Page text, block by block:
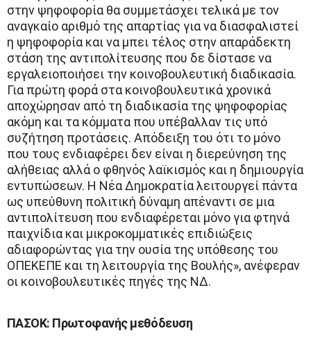
στην ψηφοφορία θα συμμετάσχει τελικά με τον
αναγκαίο αριθμό της απαρτίας για να διασφαλιστεί
η ψηφοφορία και να μπει τέλος στην απαράδεκτη
στάση της αντιπολίτευσης που δε δίστασε να
εργαλειοποιήσει την κοινοβουλευτική διαδικασία.
Για πρώτη φορά στα κοινοβουλευτικά χρονικά
αποχώρησαν από τη διαδικασία της ψηφοφορίας
ακόμη και τα κόμματα που υπέβαλλαν τις υπό
συζήτηση προτάσεις. Απόδειξη του ότι το μόνο
που τους ενδιαφέρει δεν είναι η διερεύνηση της
αλήθειας αλλά ο φθηνός λαϊκισμός και η δημιουργία
εντυπώσεων. Η Νέα Δημοκρατία λειτουργεί πάντα
ως υπεύθυνη πολιτική δύναμη απέναντι σε μια
αντιπολίτευση που ενδιαφέρεται μόνο για φτηνά
παιχνίδια και μικροκομματικές επιδιώξεις
αδιαφορώντας για την ουσία της υπόθεσης του
ΟΠΕΚΕΠΕ και τη λειτουργία της Βουλής», ανέφεραν
οι κοινοβουλευτικές πηγές της ΝΔ.
ΠΑΣΟΚ: Πρωτοφανής μεθόδευση